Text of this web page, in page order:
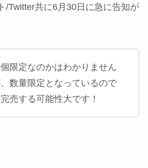
/Twitter共に6月30日に急に告知が
限定なのかはわかりません
数量限定となっているので
売する可能性大です！